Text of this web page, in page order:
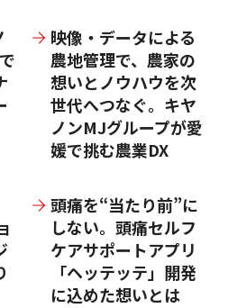
映像・データによる
農地管理で、農家の
想いとノウハウを次
世代へつなぐ。キヤ
ノンMJグループが愛
媛で挑む農業DX
頭痛を“当たり前”に
しない。頭痛セルフ
ケアサポートアプリ
「ヘッテッテ」開発
に込めた想いとは